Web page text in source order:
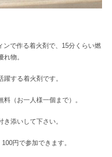
ンで作る着火剤で、15分くらい燃
れ物。
する着火剤です。
（お一人様一個まで）。
き添いして下さい。
円で参加できます。